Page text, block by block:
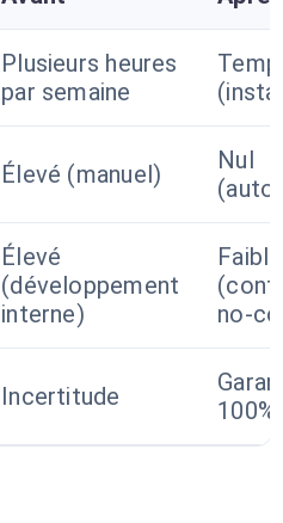
Plusieurs heures
par semaine
Élevé (manuel)
Nul
Élevé
(développement
interne)
Faible
no-
Incertitude
100%